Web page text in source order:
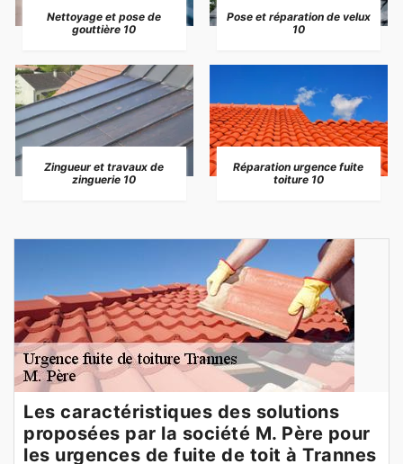
Nettoyage et pose de
gouttière 10
Pose et réparation de velux
10
Zingueur et travaux de
zinguerie 10
Réparation urgence fuite
toiture 10
Les caractéristiques des solutions
proposées par la société M. Père pour
les urgences de fuite de toit à Trannes